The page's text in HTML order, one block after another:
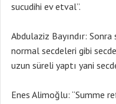
sucudihi ev etval”.
Abdulaziz Bayındır:
normal secdeleri gibi
uzun süreli yaptı yani
Enes Alimoğlu: “Summe